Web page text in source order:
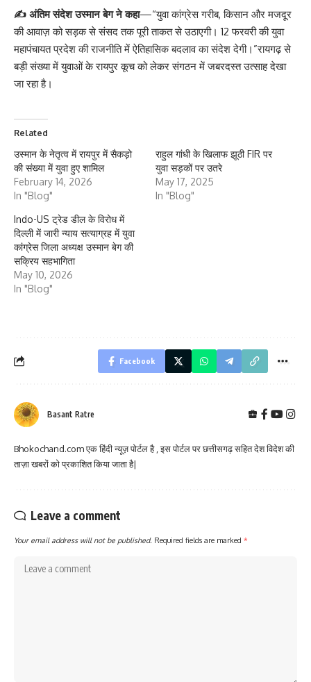
✍️ अंतिम संदेश उस्मान बेग ने कहा—“युवा कांग्रेस गरीब, किसान और मजदूर
की आवाज़ को सड़क से संसद तक पूरी ताकत से उठाएगी। 12 फरवरी की युवा
महापंचायत प्रदेश की राजनीति में ऐतिहासिक बदलाव का संदेश देगी।”रायगढ़ से
बड़ी संख्या में युवाओं के रायपुर कूच को लेकर संगठन में जबरदस्त उत्साह देखा
जा रहा है।
Related
उस्मान के नेतृत्व में रायपुर में सैकड़ो
की संख्या में युवा हुए शामिल
February 14, 2026
In "Blog"
राहुल गांधी के खिलाफ झूठी FIR पर
युवा सड़कों पर उतरे
May 17, 2025
In "Blog"
Indo-US ट्रेड डील के विरोध में
दिल्ली में जारी न्याय सत्याग्रह में युवा
कांग्रेस जिला अध्यक्ष उस्मान बेग की
सक्रिय सहभागिता
May 10, 2026
In "Blog"
Facebook
Basant Ratre
Bhokochand.com एक हिंदी न्यूज़ पोर्टल है , इस पोर्टल पर छत्तीसगढ़ सहित देश विदेश की
ताज़ा खबरों को प्रकाशित किया जाता है|
Leave a comment
Your email address will not be published. Required fields are marked *